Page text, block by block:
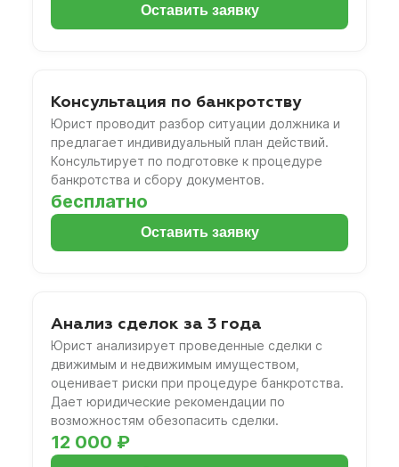
Оставить заявку
Консультация по банкротству
Юрист проводит разбор ситуации должника и
предлагает индивидуальный план действий.
Консультирует по подготовке к процедуре
банкротства и сбору документов.
бесплатно
Оставить заявку
Анализ сделок за 3 года
Юрист анализирует проведенные сделки с
движимым и недвижимым имуществом,
оценивает риски при процедуре банкротства.
Дает юридические рекомендации по
возможностям обезопасить сделки.
12 000 ₽